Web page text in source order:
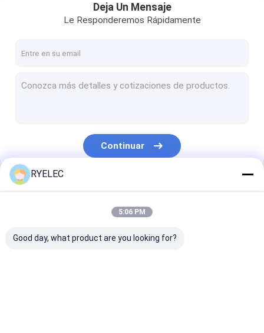
Asamblea de cable de LVDS
conjuntos de cable personalizado
Arneses de cableado de la industria
Cables de fibra óptica
Arneses de alambre JST
Deja Un Mensaje
Le Responderemos Rápidamente
Continuar
Nuestras Categorías
RYELEC
5:06 PM
Good day, what product are you looking for?